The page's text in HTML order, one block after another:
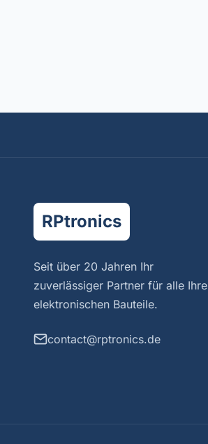
RPtronics
Seit über 20 Jahren Ihr
zuverlässiger Partner für alle Ihre
elektronischen Bauteile.
contact@rptronics.de